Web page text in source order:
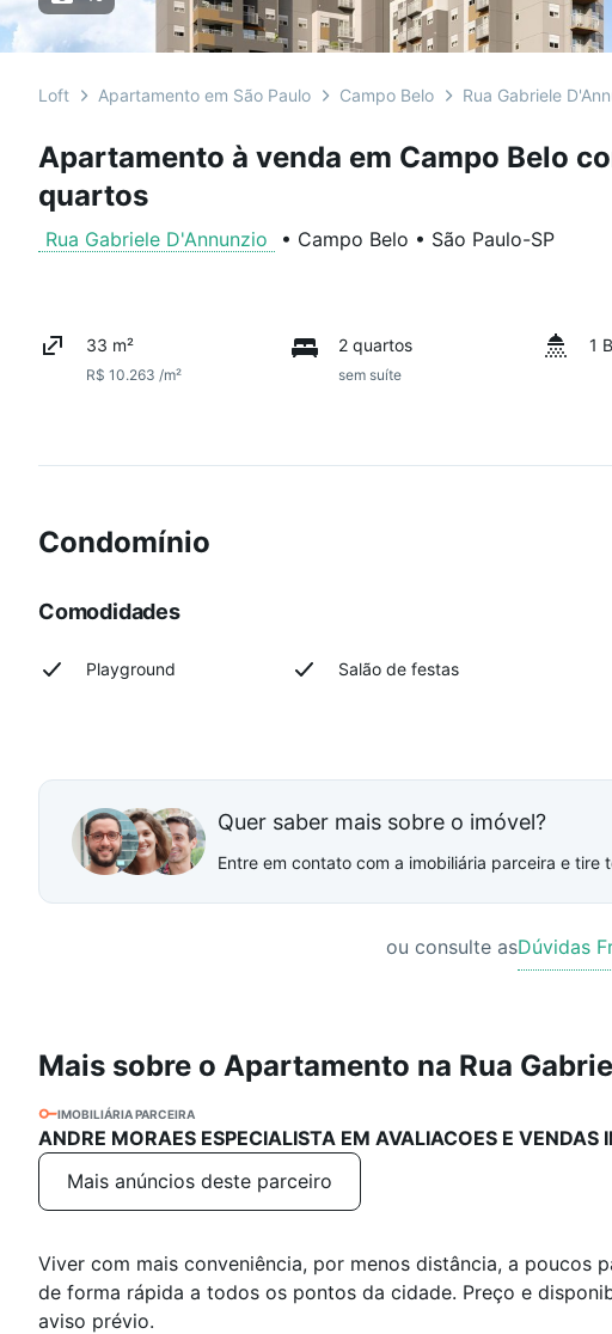
Loft Apartamento em São Paulo Campo Belo Rua Gabriele
Apartamento à venda em Campo Belo
quartos
Rua Gabriele D'Annunzio • Campo Belo • São Paulo-SP
33 m²
R$ 10.263 /m²
2 quartos
sem suíte
1
Condomínio
Comodidades
Playground Salão de festas
Quer saber mais sobre o imóvel?
Entre em contato com a imobiliária parceira e tire
ou consulte asDúvidas
Mais sobre o Apartamento na Rua
IMOBILIÁRIA PARCEIRA
ANDRE MORAES ESPECIALISTA EM AVALIACOES E VENDAS
Mais anúncios deste parceiro
Viver com mais conveniência, por menos distância, a poucos
de forma rápida a todos os pontos da cidade. Preço e
aviso prévio.